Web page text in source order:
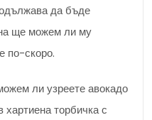
да бъде
ще можем ли му
по-скоро.
ли узреете авокадо
торбичка с